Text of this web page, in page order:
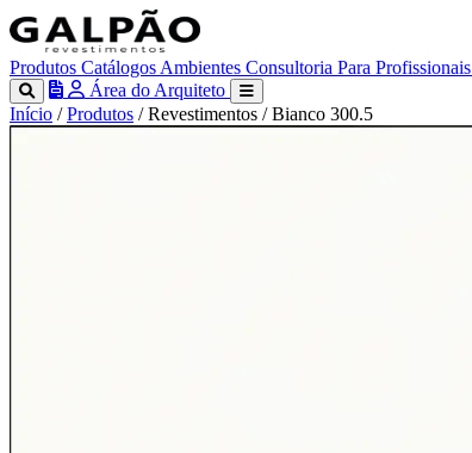
Produtos Catálogos Ambientes Consultoria Para Profissionais
Área do Arquiteto
Início / Produtos / Revestimentos / Bianco 300.5